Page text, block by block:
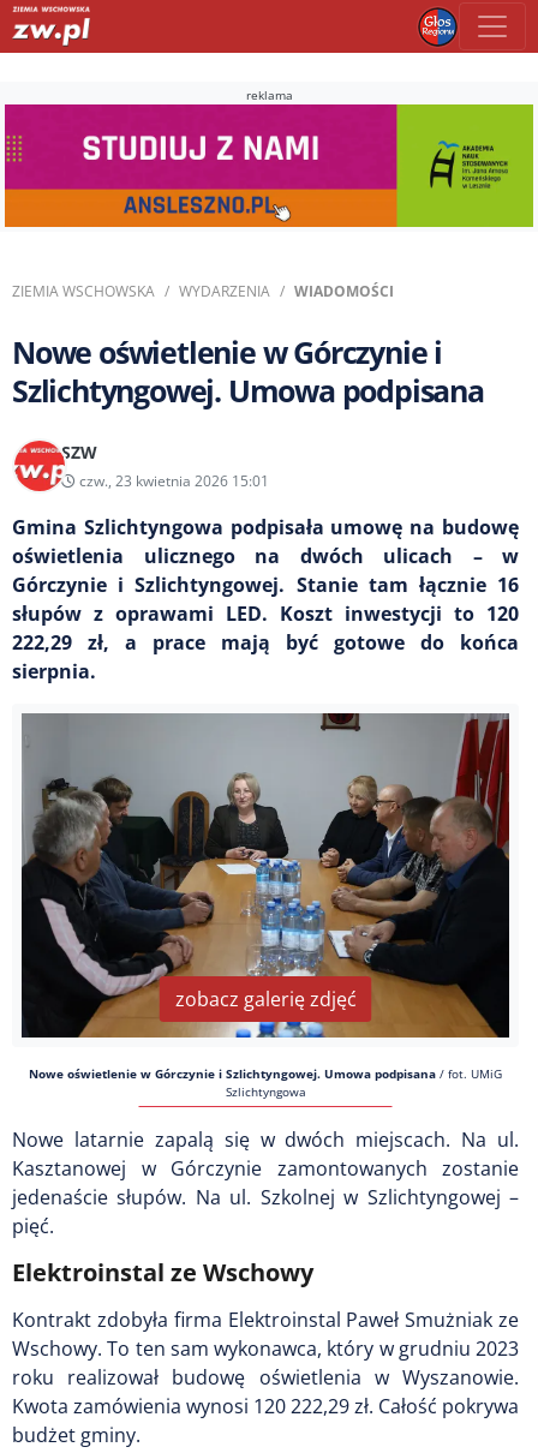
reklama
ZIEMIA WSCHOWSKA WYDARZENIA WIADOMOŚCI
Nowe oświetlenie w Górczynie i
Szlichtyngowej. Umowa podpisana
SZW
czw., 23 kwietnia 2026 15:01
Gmina Szlichtyngowa podpisała umowę na budowę
oświetlenia ulicznego na dwóch ulicach – w
Górczynie i Szlichtyngowej. Stanie tam łącznie 16
słupów z oprawami LED. Koszt inwestycji to 120
222,29 zł, a prace mają być gotowe do końca
sierpnia.
zobacz galerię zdjęć
Nowe oświetlenie w Górczynie i Szlichtyngowej. Umowa podpisana / fot. UMiG
Szlichtyngowa
Nowe latarnie zapalą się w dwóch miejscach. Na ul.
Kasztanowej w Górczynie zamontowanych zostanie
jedenaście słupów. Na ul. Szkolnej w Szlichtyngowej –
pięć.
Elektroinstal ze Wschowy
Kontrakt zdobyła firma Elektroinstal Paweł Smużniak ze
Wschowy. To ten sam wykonawca, który w grudniu 2023
roku realizował budowę oświetlenia w Wyszanowie.
Kwota zamówienia wynosi 120 222,29 zł. Całość pokrywa
budżet gminy.